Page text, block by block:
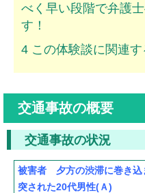
べく早い段階で弁護
す！
4 この体験談に関連
交通事故の概要
交通事故の状況
被害者 夕方の渋滞に巻き込
突された20代男性(Ａ)
自転車事故の体験談
ムチ打ちの体験談
打撲の体験談
骨折の体験談
後遺障害の体験談